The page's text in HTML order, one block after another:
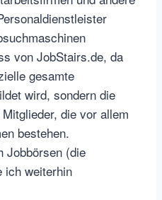
von JobStairs.de, da
gesamte
wird, sondern die
die vor allem
bestehen.
Jobbörsen (die
ich weiterhin